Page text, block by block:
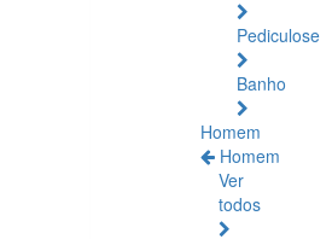
Pediculose
Banho
Homem
Homem
Ver
todos